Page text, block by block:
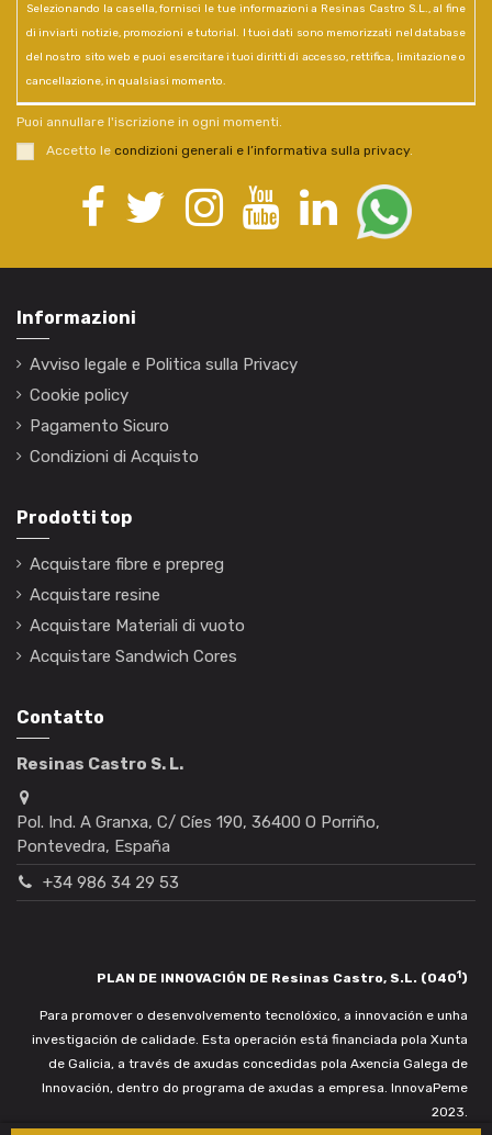
Selezionando la casella, fornisci le tue informazioni a Resinas Castro S.L., al fine
di inviarti notizie, promozioni e tutorial. I tuoi dati sono memorizzati nel database
del nostro sito web e puoi esercitare i tuoi diritti di accesso, rettifica, limitazione o
cancellazione, in qualsiasi momento.
Puoi annullare l'iscrizione in ogni momenti.
Accetto le condizioni generali e l’informativa sulla privacy.
Informazioni
Avviso legale e Politica sulla Privacy
Cookie policy
Pagamento Sicuro
Condizioni di Acquisto
Prodotti top
Acquistare fibre e prepreg
Acquistare resine
Acquistare Materiali di vuoto
Acquistare Sandwich Cores
Contatto
Resinas Castro S. L.
Pol. Ind. A Granxa, C/ Cíes 190, 36400 O Porriño,
Pontevedra, España
+34 986 34 29 53
PLAN DE INNOVACIÓN DE Resinas Castro, S.L. (0401)
Para promover o desenvolvemento tecnolóxico, a innovación e unha
investigación de calidade. Esta operación está financiada pola Xunta
de Galicia, a través de axudas concedidas pola Axencia Galega de
Innovación, dentro do programa de axudas a empresa. InnovaPeme
2023.